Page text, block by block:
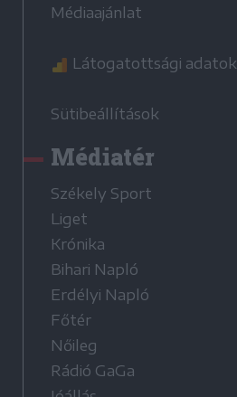
Médiaajánlat
Látogatottsági adatok
Sütibeállítások
Médiatér
Székely Sport
Liget
Krónika
Bihari Napló
Erdélyi Napló
Főtér
Nőileg
Rádió GaGa